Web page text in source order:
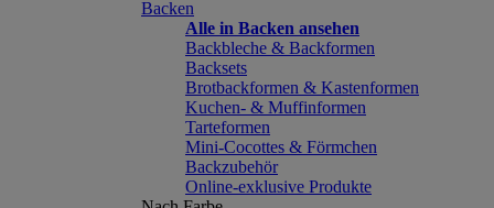
Backen
Alle in Backen ansehen
Backbleche & Backformen
Backsets
Brotbackformen & Kastenformen
Kuchen- & Muffinformen
Tarteformen
Mini-Cocottes & Förmchen
Backzubehör
Online-exklusive Produkte